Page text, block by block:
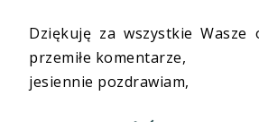
Dziękuję za wszystkie Wasze
przemiłe komentarze,
jesiennie pozdrawiam,